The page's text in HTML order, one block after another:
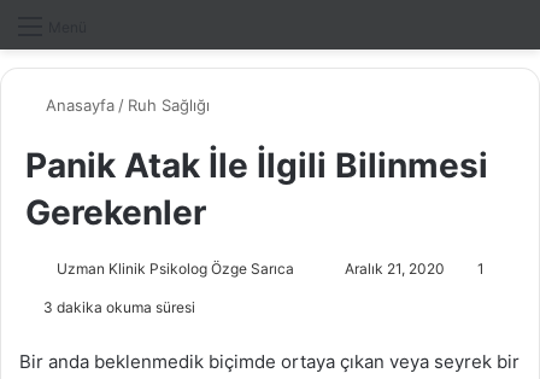
Anasayfa / Ruh Sağlığı
Panik Atak İle İlgili Bilinmesi
Gerekenler
Uzman Klinik Psikolog Özge Sarıca
e
Aralık 21, 2020 1
3 dakika okuma süresi
Bir anda beklenmedik biçimde ortaya çıkan veya seyrek bir